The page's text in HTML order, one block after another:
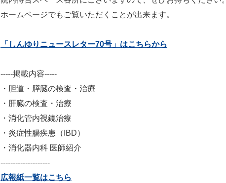
ホームページでもご覧いただくことが出来ます。
「しんゆりニュースレター70号」はこちらから
-----掲載内容-----
・胆道・膵臓の検査・治療
・ 肝臓の検査・治療
・ 消化管内視鏡治療
・ 炎症性腸疾患（IBD）
・ 消化器内科 医師紹介
--------------------
広報紙一覧はこちら